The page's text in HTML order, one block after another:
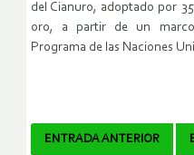
del Cianuro, adoptado por
oro, a partir de un
Programa de las Naciones
Navegador
ENTRADA ANTERIOR